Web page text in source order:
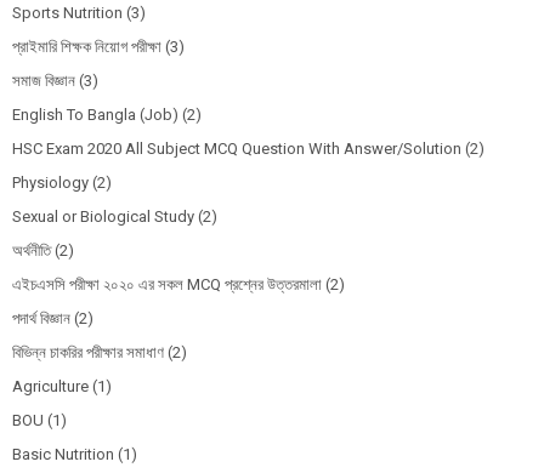
Sports Nutrition (3)
প্রাইমারি শিক্ষক নিয়োগ পরীক্ষা (3)
সমাজ বিজ্ঞান (3)
English To Bangla (Job) (2)
HSC Exam 2020 All Subject MCQ Question With Answer/Solution (2)
Physiology (2)
Sexual or Biological Study (2)
অর্থনীতি (2)
এইচএসসি পরীক্ষা ২০২০ এর সকল MCQ প্রশ্নের উত্তরমালা (2)
পদার্থ বিজ্ঞান (2)
বিভিন্ন চাকরির পরীক্ষার সমাধাণ (2)
Agriculture (1)
BOU (1)
Basic Nutrition (1)